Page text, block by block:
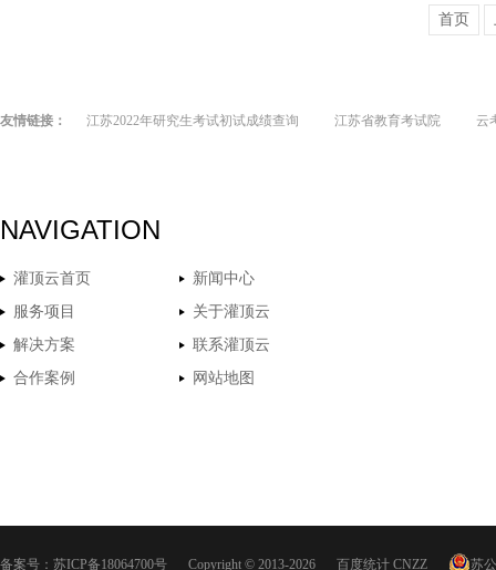
首页
友情链接： 江苏2022年研究生考试初试成绩查询 江苏省教育考试院 云
NAVIGATION
灌顶云首页
新闻中心
服务项目
关于灌顶云
解决方案
联系灌顶云
合作案例
网站地图
备案号： 苏ICP备18064700号 Copyright © 2013-2026 百度统计 CNZZ 苏